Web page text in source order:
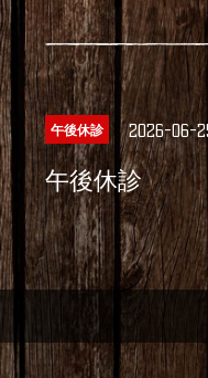
午後休診 2026-06-
午後休診